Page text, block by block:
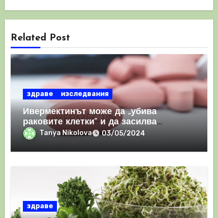
Related Post
здраве изследвания
Ивермектинът може да „убива
раковите клетки“ и да засилва
имунния отговор
Tanya Nikolova 03/05/2024
здраве